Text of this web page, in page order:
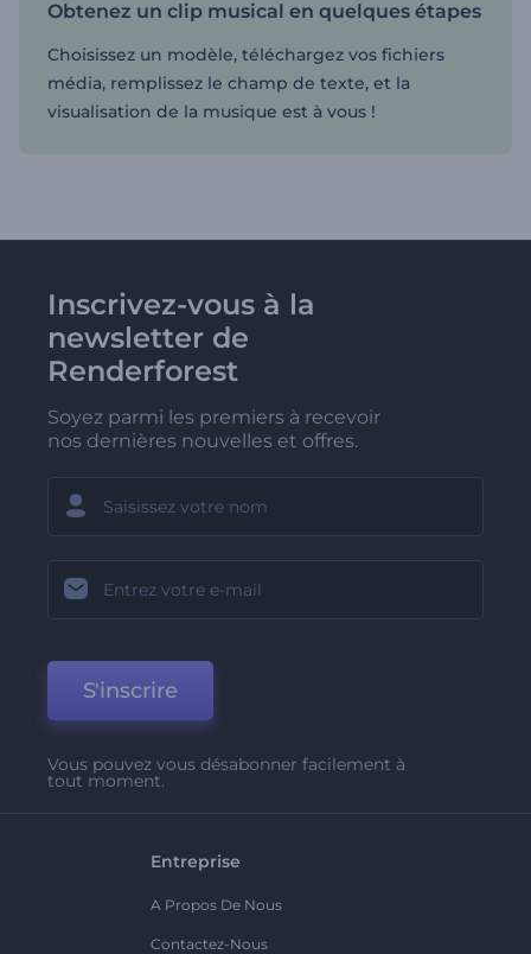
Obtenez un clip musical en quelques étapes
Choisissez un modèle, téléchargez vos fichiers
média, remplissez le champ de texte, et la
visualisation de la musique est à vous !
Inscrivez-vous à la
newsletter de
Renderforest
Soyez parmi les premiers à recevoir
nos dernières nouvelles et offres.
S'inscrire
Vous pouvez vous désabonner facilement à
tout moment.
Entreprise
A Propos De Nous
Contactez-Nous